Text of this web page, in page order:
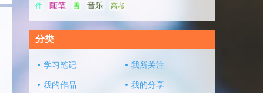
件 随笔 雪 音乐 高考
分类
学习笔记 我所关注
我的作品 我的分享